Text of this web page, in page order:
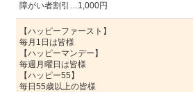
障がい者割引…1,000円
【ハッピーファースト】
毎月1日は皆様
【ハッピーマンデー】
毎週月曜日は皆様
【ハッピー55】
毎日55歳以上の皆様